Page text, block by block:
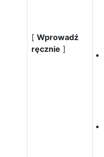
[ Wprowadź
ręcznie ]